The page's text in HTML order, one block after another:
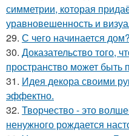
симметрии, которая
уравновешенность и
29. С чего начинается дом?
30. Доказательство того,
пространство может быть
31. Идея декора своими
эффектно.
32. Творчество - это
ненужного рождается